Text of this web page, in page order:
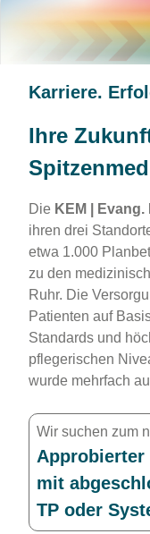
Karriere.
Ihre
Die KEM |
ihren drei
etwa 1.000
zu den
Ruhr. Die
Patienten auf
Standards und
pflegerischen
wurde mehrfach
Wir suchen zum
Approbierter
mit
TP oder